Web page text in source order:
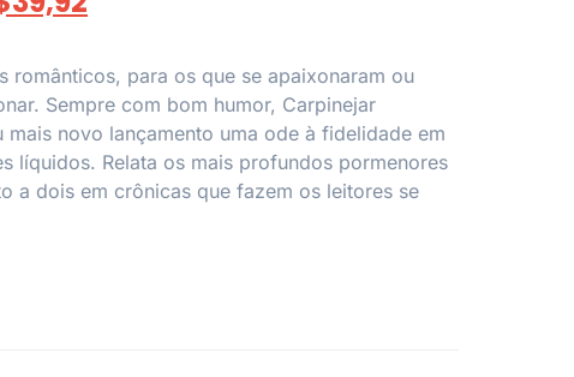
românticos, para os que se apaixonaram ou
Sempre com bom humor, Carpinejar
mais novo lançamento uma ode à fidelidade em
líquidos. Relata os mais profundos pormenores
a dois em crônicas que fazem os leitores se